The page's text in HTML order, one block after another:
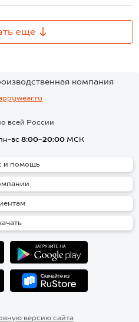
еще
компания
всей России
вс 8:00-20:00 МСК
и помощь
версию сайта